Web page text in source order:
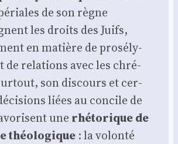
de son règne
les droits des Juifs,
en matière de pro­sé­ly­
de rela­tions avec les chré­
son dis­cours et cer­
liées au concile de
une rhé­to­rique de
théo­lo­gique : la volon­té